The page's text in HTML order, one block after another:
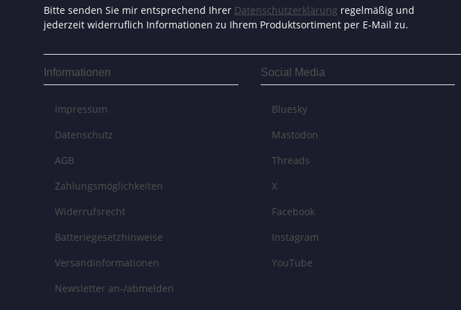
Bitte senden Sie mir entsprechend Ihrer Datenschutzerklärung regelmäßig und
jederzeit widerruflich Informationen zu Ihrem Produktsortiment per E-Mail zu.
Informationen
Impressum
Datenschutz
AGB
Zahlungsmöglichkeiten
Widerrufsrecht
Batteriegesetzhinweise
Versandinformationen
Newsletter an-/abmelden
Social Media
Bluesky
Mastodon
Threads
X
Facebook
Instagram
YouTube